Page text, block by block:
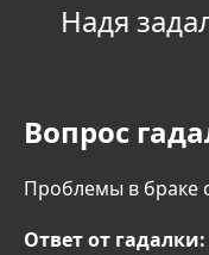
Надя
Вопрос
Проблемы в браке
Ответ от гадалки: